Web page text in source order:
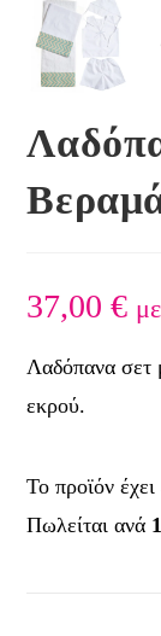
37,00€
Λαδόπανα σετ
εκρού.
Το προϊόν
Πωλείται ανά 1